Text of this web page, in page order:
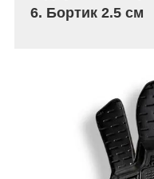
6. Бортик 2.5 см